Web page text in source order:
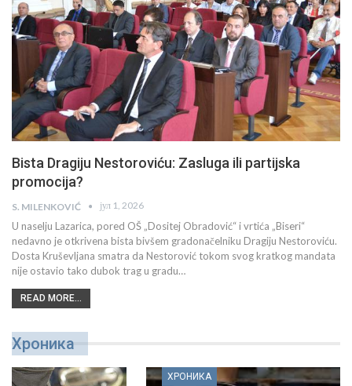
Bista Dragiju Nestoroviću: Zasluga ili partijska
promocija?
S. MILENKOVIĆ јул 1, 2026
U naselju Lazarica, pored OŠ „Dositej Obradović“ i vrtića „Biseri“
nedavno je otkrivena bista bivšem gradonačelniku Dragiju Nestoroviću.
Dosta Kruševljana smatra da Nestorović tokom svog kratkog mandata
nije ostavio tako dubok trag u gradu…
READ MORE...
Хроника
ХРОНИКА